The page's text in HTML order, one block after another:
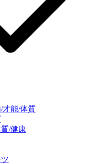
才能/体質
/健康